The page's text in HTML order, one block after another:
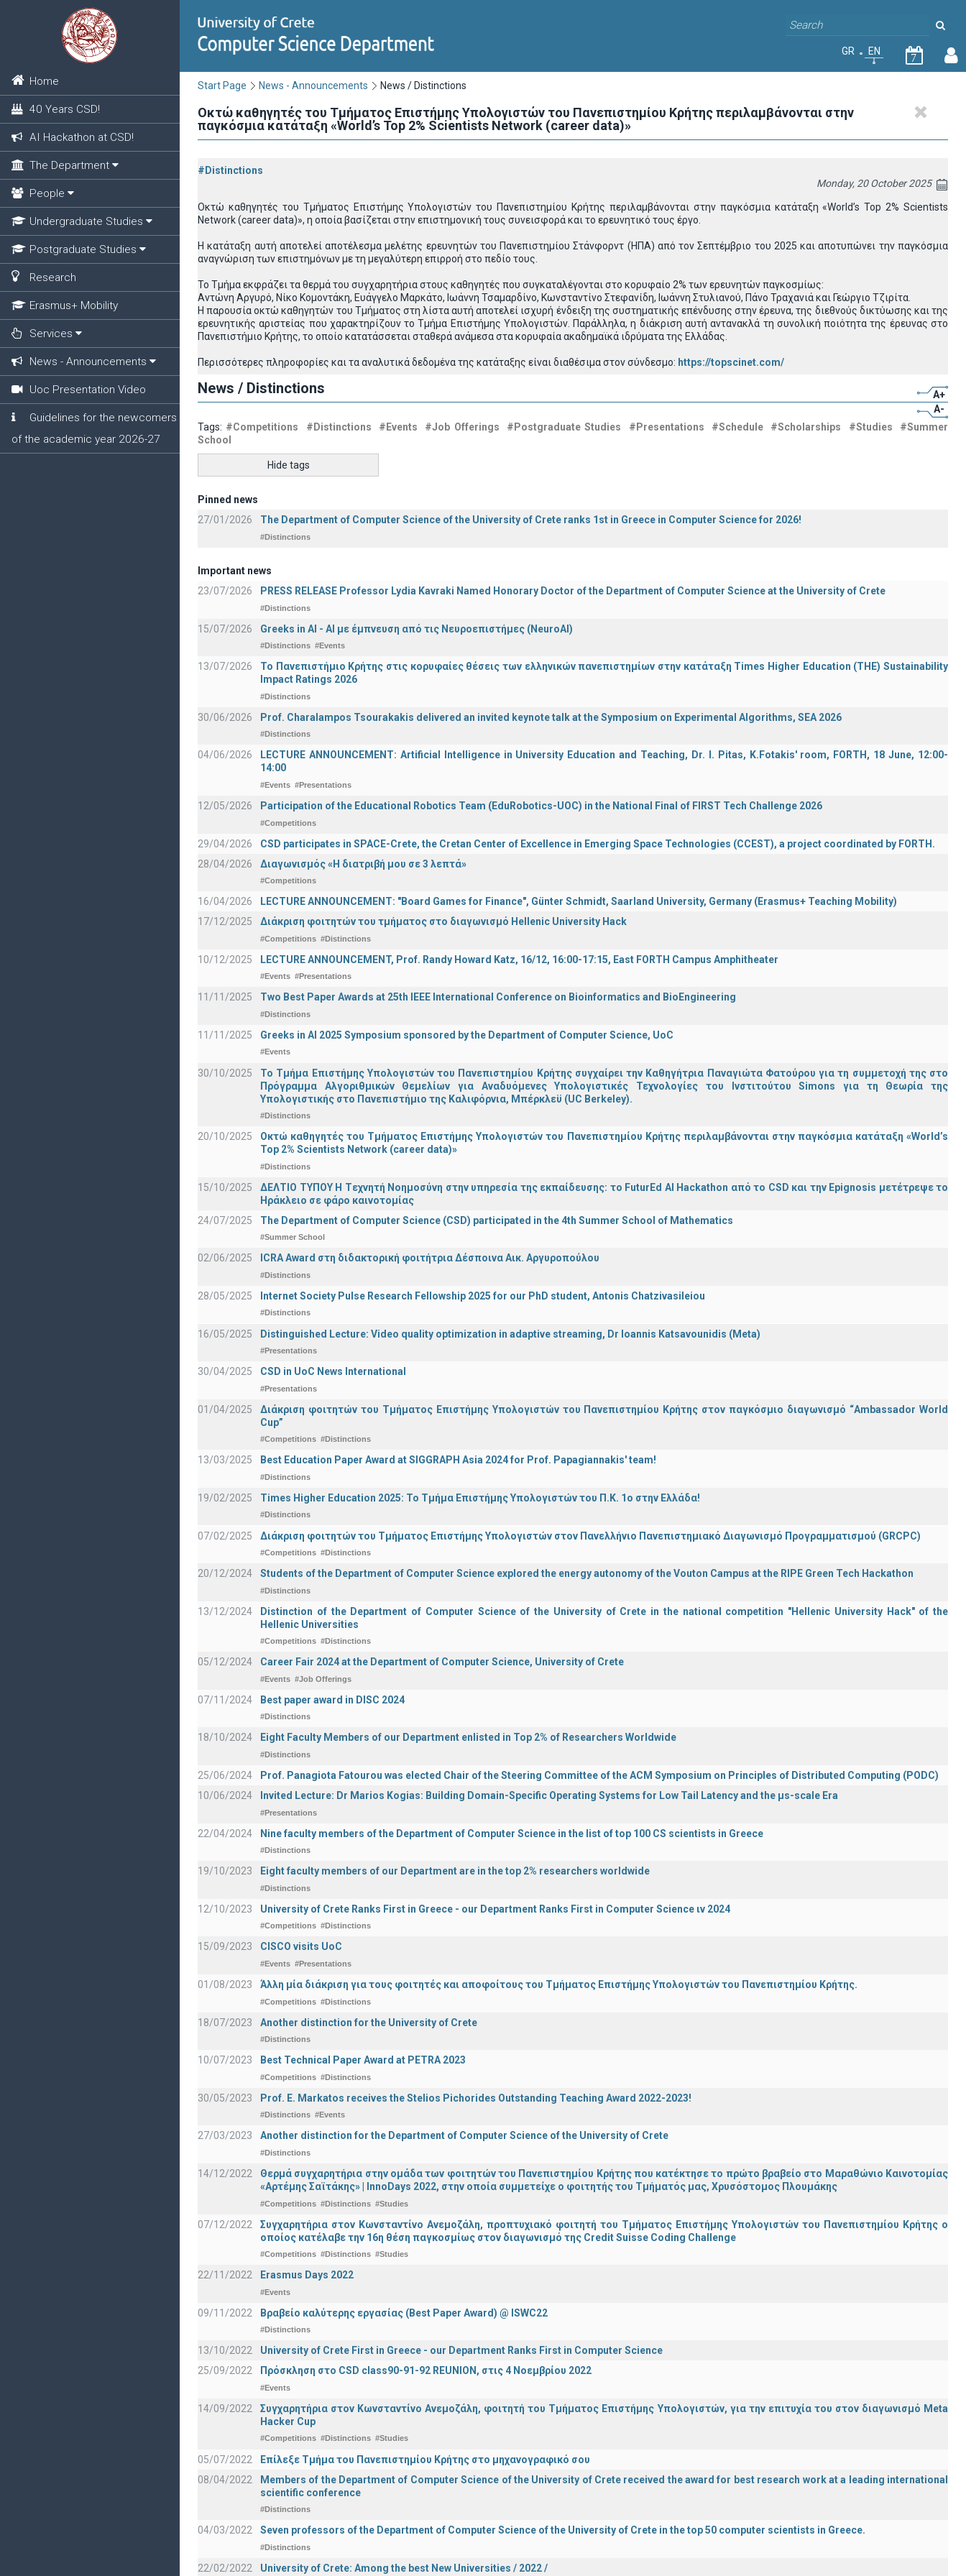
Home
40 Years CSD!
AI Hackathon at CSD!
The Department
People
Undergraduate Studies
Postgraduate Studies
Research
Erasmus+ Mobility
Services
News - Announcements
Uoc Presentation Video
Guidelines for the newcomers
of the academic year 2026-27
GR EN
7
Start Page News - Announcements News / Distinctions
Οκτώ καθηγητές του Τμήματος Επιστήμης Υπολογιστών του Πανεπιστημίου Κρήτης περιλαμβάνονται στην
παγκόσμια κατάταξη «World’s Top 2% Scientists Network (career data)»
#Distinctions
Monday, 20 October 2025
Οκτώ καθηγητές του Τμήματος Επιστήμης Υπολογιστών του Πανεπιστημίου Κρήτης περιλαμβάνονται στην παγκόσμια κατάταξη «World’s Top 2% Scientists
Network (career data)», η οποία βασίζεται στην επιστημονική τους συνεισφορά και το ερευνητικό τους έργο.
Η κατάταξη αυτή αποτελεί αποτέλεσμα μελέτης ερευνητών του Πανεπιστημίου Στάνφορντ (ΗΠΑ) από τον Σεπτέμβριο του 2025 και αποτυπώνει την παγκόσμια
αναγνώριση των επιστημόνων με τη μεγαλύτερη επιρροή στο πεδίο τους.
Το Τμήμα εκφράζει τα θερμά του συγχαρητήρια στους καθηγητές που συγκαταλέγονται στο κορυφαίο 2% των ερευνητών παγκοσμίως:
Αντώνη Αργυρό, Νίκο Κομοντάκη, Ευάγγελο Μαρκάτο, Ιωάννη Τσαμαρδίνο, Κωνσταντίνο Στεφανίδη, Ιωάννη Στυλιανού, Πάνο Τραχανιά και Γεώργιο Τζιρίτα.
Η παρουσία οκτώ καθηγητών του Τμήματος στη λίστα αυτή αποτελεί ισχυρή ένδειξη της συστηματικής επένδυσης στην έρευνα, της διεθνούς δικτύωσης και της
ερευνητικής αριστείας που χαρακτηρίζουν το Τμήμα Επιστήμης Υπολογιστών. Παράλληλα, η διάκριση αυτή αντανακλά τη συνολική ποιότητα της έρευνας στο
Πανεπιστήμιο Κρήτης, το οποίο κατατάσσεται σταθερά ανάμεσα στα κορυφαία ακαδημαϊκά ιδρύματα της Ελλάδας.
Περισσότερες πληροφορίες και τα αναλυτικά δεδομένα της κατάταξης είναι διαθέσιμα στον σύνδεσμο: https://topscinet.com/
News / Distinctions
A+
A-
Tags: #Competitions #Distinctions #Events #Job Offerings #Postgraduate Studies #Presentations #Schedule #Scholarships #Studies
#Summer
School
Hide tags
Pinned news
27/01/2026
The Department of Computer Science of the University of Crete ranks 1st in Greece in Computer Science for 2026!
#Distinctions
Important news
23/07/2026
PRESS RELEASE Professor Lydia Kavraki Named Honorary Doctor of the Department of Computer Science at the University of Crete
#Distinctions
15/07/2026 Greeks in AI - ΑΙ με έμπνευση από τις Νευροεπιστήμες (NeuroAI)
#Distinctions #Events
13/07/2026
Το Πανεπιστήμιο Κρήτης στις κορυφαίες θέσεις των ελληνικών πανεπιστημίων στην κατάταξη Times Higher Education (ΤΗΕ) Sustainability
Impact Ratings 2026
#Distinctions
30/06/2026 Prof. Charalampos Tsourakakis delivered an invited keynote talk at the Symposium on Experimental Algorithms, SEA 2026
#Distinctions
04/06/2026
LECTURE ANNOUNCEMENT: Artificial Intelligence in University Education and Teaching, Dr. I. Pitas, K.Fotakis' room, FORTH, 18 June, 12:00-
14:00
#Events #Presentations
12/05/2026 Participation of the Educational Robotics Team (EduRobotics-UOC) in the National Final of FIRST Tech Challenge 2026
#Competitions
29/04/2026
CSD participates in SPACE-Crete, the Cretan Center of Excellence in Emerging Space Technologies (CCEST), a project coordinated by FORTH.
28/04/2026
Διαγωνισμός «Η διατριβή μου σε 3 λεπτά»
#Competitions
16/04/2026
LECTURE ANNOUNCEMENT: "Board Games for Finance", Günter Schmidt, Saarland University, Germany (Erasmus+ Teaching Mobility)
17/12/2025
Διάκριση φοιτητών του τμήματος στο διαγωνισμό Hellenic University Hack
#Competitions #Distinctions
10/12/2025 LECTURE ANNOUNCEMENT, Prof. Randy Howard Katz, 16/12, 16:00-17:15, East FORTH Campus Amphitheater
#Events #Presentations
11/11/2025 Two Best Paper Awards at 25th IEEE International Conference on Bioinformatics and BioEngineering
#Distinctions
11/11/2025 Greeks in AI 2025 Symposium sponsored by the Department of Computer Science, UoC
#Events
30/10/2025
Το Τμήμα Επιστήμης Υπολογιστών του Πανεπιστημίου Κρήτης συγχαίρει την Καθηγήτρια Παναγιώτα Φατούρου για τη συμμετοχή της στο
Πρόγραμμα Αλγοριθμικών Θεμελίων για Αναδυόμενες Υπολογιστικές Τεχνολογίες του Ινστιτούτου Simons για τη Θεωρία της
Υπολογιστικής στο Πανεπιστήμιο της Καλιφόρνια, Μπέρκλεϋ (UC Berkeley).
#Distinctions
20/10/2025
Οκτώ καθηγητές του Τμήματος Επιστήμης Υπολογιστών του Πανεπιστημίου Κρήτης περιλαμβάνονται στην παγκόσμια κατάταξη «World’s
Top 2% Scientists Network (career data)»
#Distinctions
15/10/2025
ΔΕΛΤΙΟ ΤΥΠΟΥ H Tεχνητή Νοημοσύνη στην υπηρεσία της εκπαίδευσης: το FuturEd AI Hackathon από το CSD και την Epignosis μετέτρεψε το
Ηράκλειο σε φάρο καινοτομίας
24/07/2025
The Department of Computer Science (CSD) participated in the 4th Summer School of Mathematics
#Summer School
02/06/2025 ICRA Award στη διδακτορική φοιτήτρια Δέσποινα Αικ. Αργυροπούλου
#Distinctions
28/05/2025 Internet Society Pulse Research Fellowship 2025 for our PhD student, Antonis Chatzivasileiou
#Distinctions
16/05/2025 Distinguished Lecture: Video quality optimization in adaptive streaming, Dr Ioannis Katsavounidis (Meta)
#Presentations
30/04/2025 CSD in UoC News International
#Presentations
01/04/2025
Διάκριση φοιτητών του Τμήματος Επιστήμης Υπολογιστών του Πανεπιστημίου Κρήτης στον παγκόσμιο διαγωνισμό “Ambassador World
Cup”
#Competitions #Distinctions
13/03/2025 Best Education Paper Award at SIGGRAPH Asia 2024 for Prof. Papagiannakis' team!
#Distinctions
19/02/2025 Times Higher Education 2025: Το Τμήμα Επιστήμης Υπολογιστών του Π.Κ. 1ο στην Ελλάδα!
#Distinctions
07/02/2025 Διάκριση φοιτητών του Τμήματος Επιστήμης Υπολογιστών στον Πανελλήνιο Πανεπιστημιακό Διαγωνισμό Προγραμματισμού (GRCPC)
#Competitions #Distinctions
20/12/2024 Students of the Department of Computer Science explored the energy autonomy of the Vouton Campus at the RIPE Green Tech Hackathon
#Distinctions
13/12/2024
Distinction of the Department of Computer Science of the University of Crete in the national competition "Hellenic University Hack" of the
Hellenic Universities
#Competitions #Distinctions
05/12/2024 Career Fair 2024 at the Department of Computer Science, University of Crete
#Events #Job Offerings
07/11/2024 Best paper award in DISC 2024
#Distinctions
18/10/2024 Eight Faculty Members of our Department enlisted in Top 2% of Researchers Worldwide
#Distinctions
25/06/2024
Prof. Panagiota Fatourou was elected Chair of the Steering Committee of the ACM Symposium on Principles of Distributed Computing (PODC)
10/06/2024
Invited Lecture: Dr Marios Kogias: Building Domain-Specific Operating Systems for Low Tail Latency and the μs-scale Era
#Presentations
22/04/2024 Nine faculty members of the Department of Computer Science in the list of top 100 CS scientists in Greece
#Distinctions
19/10/2023 Eight faculty members of our Department are in the top 2% researchers worldwide
#Distinctions
12/10/2023 University of Crete Ranks First in Greece - our Department Ranks First in Computer Science ιν 2024
#Competitions #Distinctions
15/09/2023 CISCO visits UoC
#Events #Presentations
01/08/2023 Άλλη μία διάκριση για τους φοιτητές και αποφοίτους του Τμήματος Επιστήμης Υπολογιστών του Πανεπιστημίου Κρήτης.
#Competitions #Distinctions
18/07/2023 Another distinction for the University of Crete
#Distinctions
10/07/2023 Best Technical Paper Award at PETRA 2023
#Competitions #Distinctions
30/05/2023 Prof. E. Markatos receives the Stelios Pichorides Outstanding Teaching Award 2022-2023!
#Distinctions #Events
27/03/2023 Another distinction for the Department of Computer Science of the University of Crete
#Distinctions
14/12/2022
Θερμά συγχαρητήρια στην ομάδα των φοιτητών του Πανεπιστημίου Κρήτης που κατέκτησε το πρώτο βραβείο στο Μαραθώνιο Καινοτομίας
«Αρτέμης Σαϊτάκης» | InnoDays 2022, στην οποία συμμετείχε ο φοιτητής του Τμήματός μας, Χρυσόστομος Πλουμάκης
#Competitions #Distinctions #Studies
07/12/2022
Συγχαρητήρια στον Κωνσταντίνο Ανεμοζάλη, προπτυχιακό φοιτητή του Τμήματος Επιστήμης Υπολογιστών του Πανεπιστημίου Κρήτης ο
οποίος κατέλαβε την 16η θέση παγκοσμίως στον διαγωνισμό της Credit Suisse Coding Challenge
#Competitions #Distinctions #Studies
22/11/2022 Erasmus Days 2022
#Events
09/11/2022 Βραβείο καλύτερης εργασίας (Best Paper Award) @ ISWC22
#Distinctions
13/10/2022
University of Crete First in Greece - our Department Ranks First in Computer Science
25/09/2022
Πρόσκληση στο CSD class90-91-92 REUNION, στις 4 Νοεμβρίου 2022
#Events
14/09/2022
Συγχαρητήρια στον Κωνσταντίνο Ανεμοζάλη, φοιτητή του Τμήματος Επιστήμης Υπολογιστών, για την επιτυχία του στον διαγωνισμό Meta
Hacker Cup
#Competitions #Distinctions #Studies
05/07/2022
Επίλεξε Τμήμα του Πανεπιστημίου Κρήτης στο μηχανογραφικό σου
08/04/2022
Members of the Department of Computer Science of the University of Crete received the award for best research work at a leading international
scientific conference
#Distinctions
04/03/2022 Seven professors of the Department of Computer Science of the University of Crete in the top 50 computer scientists in Greece.
#Distinctions
22/02/2022 University of Crete: Among the best New Universities / 2022 /